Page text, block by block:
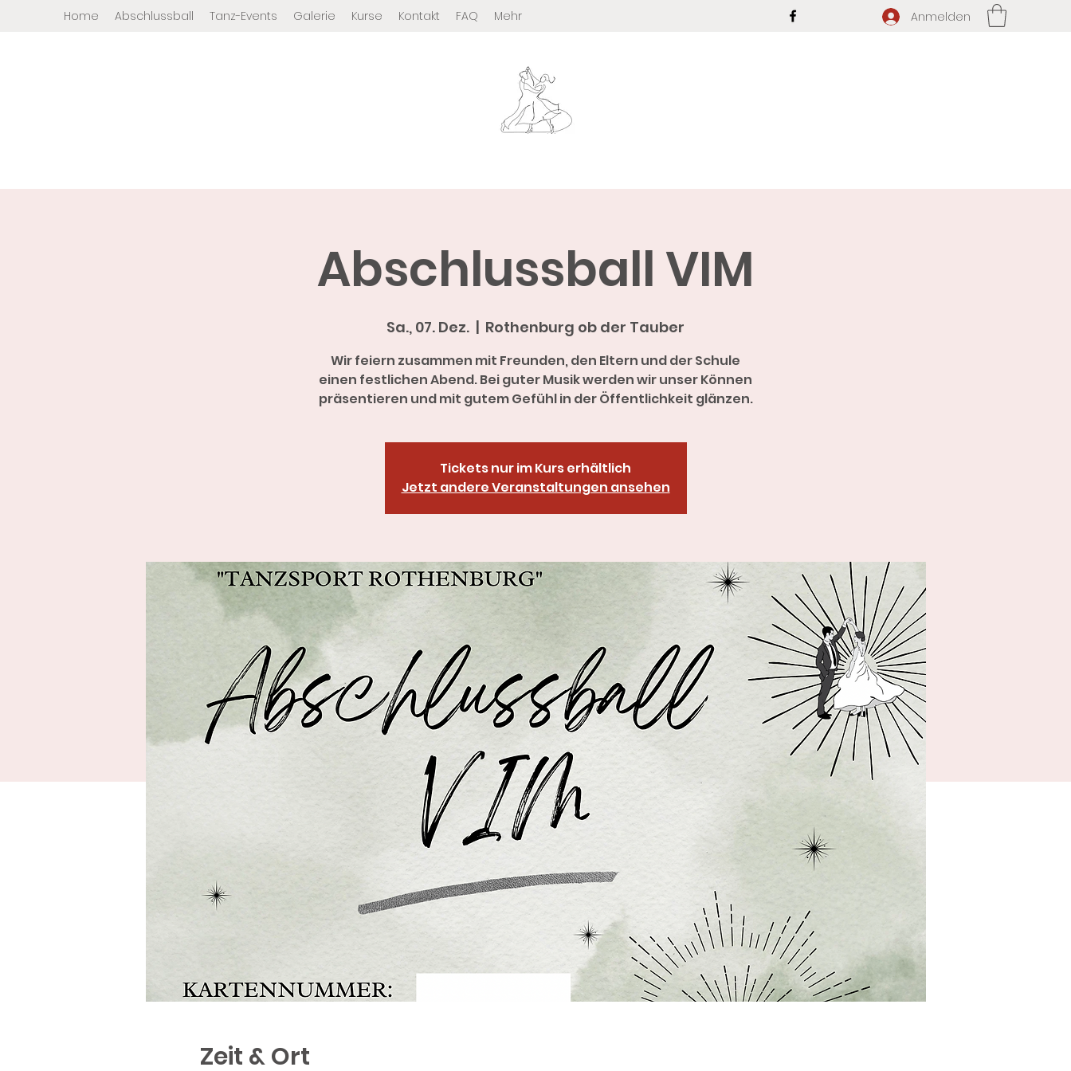
Home Abschlussball Tanz-Events Galerie Kurse Kontakt FAQ Mehr Anmelden
Abschlussball VIM
Sa., 07. Dez.
  |
Rothenburg ob der Tauber
Wir feiern zusammen mit Freunden, den Eltern und der Schule
einen festlichen Abend. Bei guter Musik werden wir unser Können
präsentieren und mit gutem Gefühl in der Öffentlichkeit glänzen.
Tickets nur im Kurs erhältlich
Jetzt andere Veranstaltungen ansehen
Zeit & Ort